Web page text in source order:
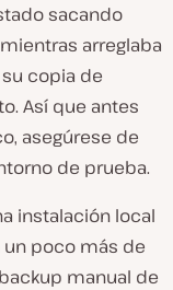
sacando
arreglaba
copia de
Así que antes
asegúrese de
de prueba.
instalación local
poco más de
manual de